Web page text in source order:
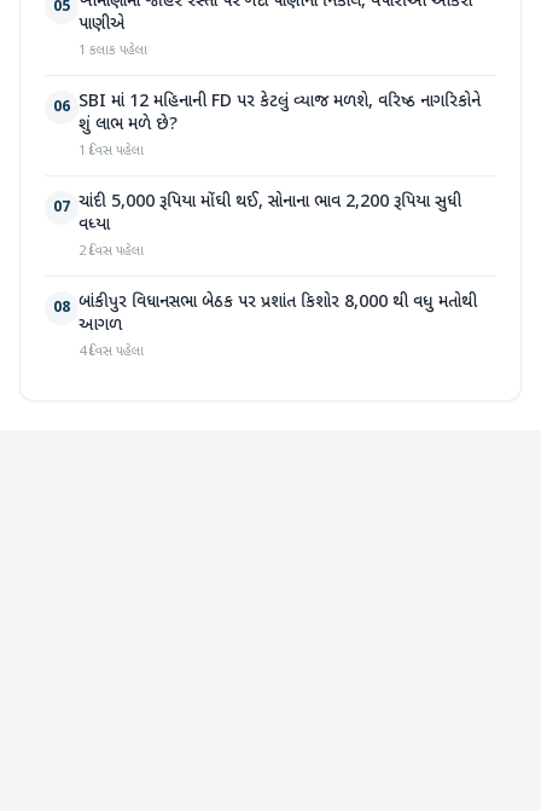
05
પાણીએ
1 કલાક પહેલા
06 SBI માં 12 મહિનાની FD પર કેટલું વ્યાજ મળશે, વરિષ્ઠ નાગરિકોને
શું લાભ મળે છે?
1 દિવસ પહેલા
07 ચાંદી 5,000 રૂપિયા મોંઘી થઈ, સોનાના ભાવ 2,200 રૂપિયા સુધી
વધ્યા
2 દિવસ પહેલા
08 બાંકીપુર વિધાનસભા બેઠક પર પ્રશાંત કિશોર 8,000 થી વધુ મતોથી
આગળ
4 દિવસ પહેલા